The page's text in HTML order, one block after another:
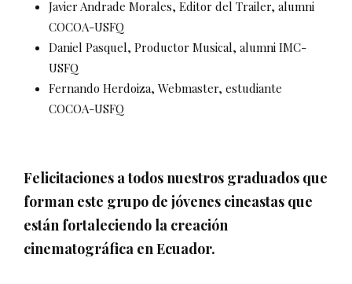
Javier Andrade Morales, Editor del Trailer, alumni
COCOA-USFQ
Daniel Pasquel, Productor Musical, alumni IMC-
USFQ
Fernando Herdoiza, Webmaster, estudiante
COCOA-USFQ
Felicitaciones a todos nuestros graduados que
forman este grupo de jóvenes cineastas que
están fortaleciendo la creación
cinematográfica en Ecuador.